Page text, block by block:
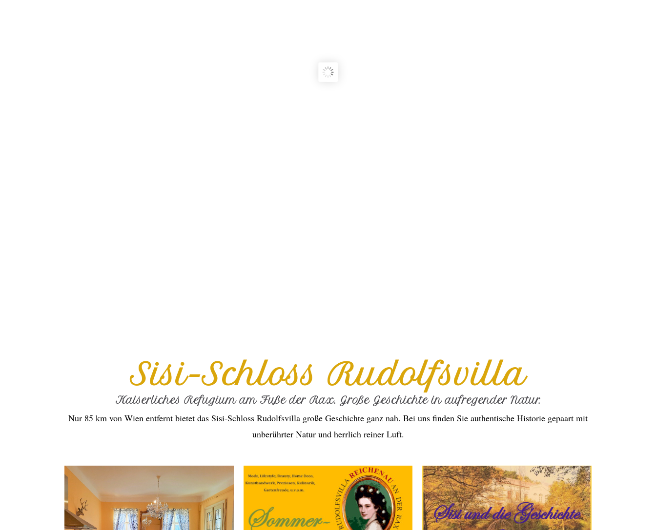
Sisi-Schloss Rudolfsvilla
Kaiserliches Refugium am Fuße der Rax. Große Geschichte in aufregender Natur.
Nur 85 km von Wien entfernt bietet das Sisi-Schloss Rudolfsvilla große Geschichte ganz nah. Bei uns finden Sie authentische Historie gepaart mit
unberührter Natur und herrlich reiner Luft.